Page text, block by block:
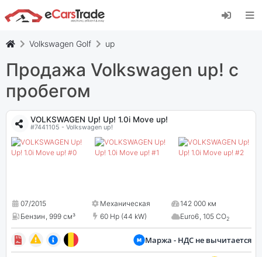
Установите веб-приложение eCarsTrade,
добавьте его на главный экран и получайте
Volkswagen Golf up
Продажа Volkswagen up! c
пробегом
VOLKSWAGEN Up! Up! 1.0i Move up!
#7441105 - Volkswagen up!
07/2015 Механическая
142 000 км
Бензин, 999 см³ 60 Hp (44 kW) Euro6, 105 CO2
Маржа - НДС не вычитается